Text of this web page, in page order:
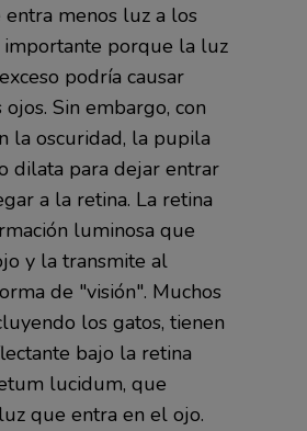
menos luz a los
importante porque la luz
podría causar
Sin embargo, con
la oscuridad, la pupila
dilata para dejar entrar
a la retina. La retina
luminosa que
y la transmite al
de "visión". Muchos
los gatos, tienen
bajo la retina
lucidum, que
que entra en el ojo.